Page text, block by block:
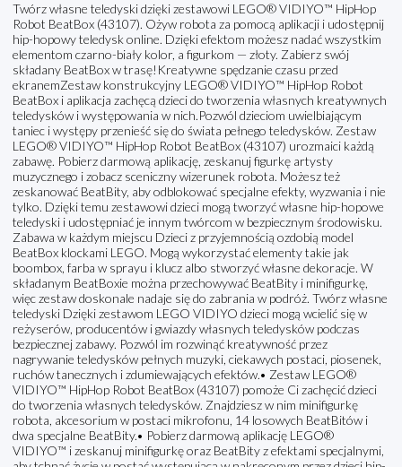
Twórz własne teledyski dzięki zestawowi LEGO® VIDIYO™ HipHop
Robot BeatBox (43107). Ożyw robota za pomocą aplikacji i udostępnij
hip-hopowy teledysk online. Dzięki efektom możesz nadać wszystkim
elementom czarno-biały kolor, a figurkom — złoty. Zabierz swój
składany BeatBox w trasę!Kreatywne spędzanie czasu przed
ekranemZestaw konstrukcyjny LEGO® VIDIYO™ HipHop Robot
BeatBox i aplikacja zachęcą dzieci do tworzenia własnych kreatywnych
teledysków i występowania w nich.Pozwól dzieciom uwielbiającym
taniec i występy przenieść się do świata pełnego teledysków. Zestaw
LEGO® VIDIYO™ HipHop Robot BeatBox (43107) urozmaici każdą
zabawę. Pobierz darmową aplikację, zeskanuj figurkę artysty
muzycznego i zobacz sceniczny wizerunek robota. Możesz też
zeskanować BeatBity, aby odblokować specjalne efekty, wyzwania i nie
tylko. Dzięki temu zestawowi dzieci mogą tworzyć własne hip-hopowe
teledyski i udostępniać je innym twórcom w bezpiecznym środowisku.
Zabawa w każdym miejscu Dzieci z przyjemnością ozdobią model
BeatBox klockami LEGO. Mogą wykorzystać elementy takie jak
boombox, farba w sprayu i klucz albo stworzyć własne dekoracje. W
składanym BeatBoxie można przechowywać BeatBity i minifigurkę,
więc zestaw doskonale nadaje się do zabrania w podróż. Twórz własne
teledyski Dzięki zestawom LEGO VIDIYO dzieci mogą wcielić się w
reżyserów, producentów i gwiazdy własnych teledysków podczas
bezpiecznej zabawy. Pozwól im rozwinąć kreatywność przez
nagrywanie teledysków pełnych muzyki, ciekawych postaci, piosenek,
ruchów tanecznych i zdumiewających efektów.• Zestaw LEGO®
VIDIYO™ HipHop Robot BeatBox (43107) pomoże Ci zachęcić dzieci
do tworzenia własnych teledysków. Znajdziesz w nim minifigurkę
robota, akcesorium w postaci mikrofonu, 14 losowych BeatBitów i
dwa specjalne BeatBity.• Pobierz darmową aplikację LEGO®
VIDIYO™ i zeskanuj minifigurkę oraz BeatBity z efektami specjalnymi,